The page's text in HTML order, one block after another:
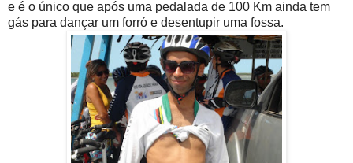
e é o único que após uma pedalada de 100 Km ainda tem
gás para dançar um forró e desentupir uma fossa.